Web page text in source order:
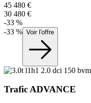
45 480 €
30 480 €
-33 %
-33 % Voir l'offre
Trafic ADVANCE